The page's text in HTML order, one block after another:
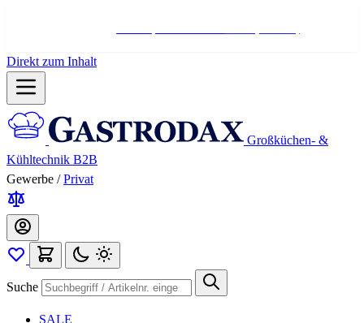
Direkt zum Inhalt
Großküchen- &
Kühltechnik B2B
Gewerbe / Privat
Suche
SALE